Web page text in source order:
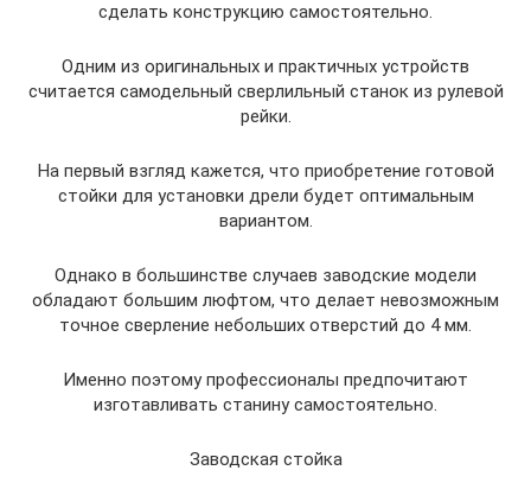
сделать конструкцию самостоятельно.
Одним из оригинальных и практичных устройств
считается самодельный сверлильный станок из рулевой
рейки.
На первый взгляд кажется, что приобретение готовой
стойки для установки дрели будет оптимальным
вариантом.
Однако в большинстве случаев заводские модели
обладают большим люфтом, что делает невозможным
точное сверление небольших отверстий до 4 мм.
Именно поэтому профессионалы предпочитают
изготавливать станину самостоятельно.
Заводская стойка